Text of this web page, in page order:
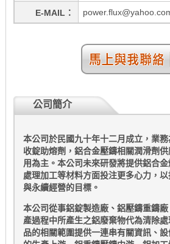
E-MAIL
公司簡介
本公司於民國九十年十二月成立，業
收錠助熔劑，鋁合金壓鑄相關潤滑劑
用為主。本公司未來研發將提供鋁合
處理加工等材料方面投注更多心力，
與永續經營的目標。
本公司從事鋁錠製造廠、鋁壓鑄重鑄
產過程中所產生之鋁廢棄物代為清除
品的相關範圍提供一連串有關資訊、